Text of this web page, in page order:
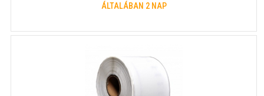
ÁLTALÁBAN 2 NAP